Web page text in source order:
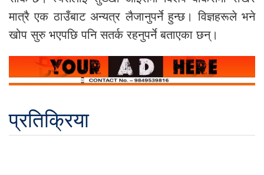
मात्रै एक ठाउँबाट अन्यत्र लैजानुपर्ने हुन्छ। विज्ञहरूले भने
खोप सुरु भएपछि पनि सतर्क रहनुपर्ने बताएका छन्।
प्रतिक्रिया